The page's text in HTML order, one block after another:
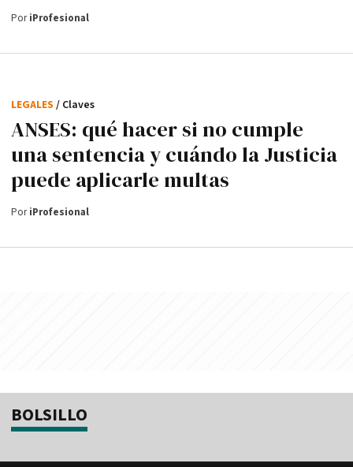
PoriProfesional
ANSES: qué hacer si no cumple
una sentencia y cuándo la Justicia
puede aplicarle multas
LEGALES / Claves
PoriProfesional
BOLSILLO